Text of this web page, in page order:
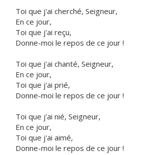
Toi que j'ai cherché, Seigneur,
En ce jour,
Toi que j'ai reçu,
Donne-moi le repos de ce jour !
Toi que j'ai chanté, Seigneur,
En ce jour,
Toi que j'ai prié,
Donne-moi le repos de ce jour !
Toi que j'ai nié, Seigneur,
En ce jour,
Toi que j'ai aimé,
Donne-moi le repos de ce jour !